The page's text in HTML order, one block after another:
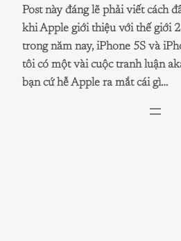
Post này đáng lẽ phải viết cách
khi Apple giới thiệu với thế giới
trong năm nay, iPhone 5S và
tôi có một vài cuộc tranh luận
bạn cứ hễ Apple ra mắt cái gì…